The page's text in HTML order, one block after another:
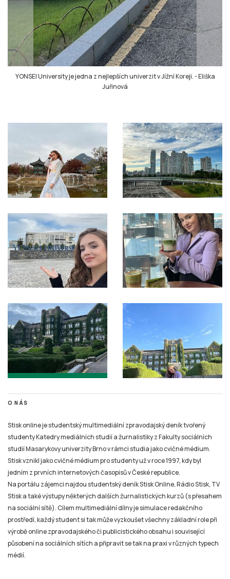
YONSEI University je jedna z nejlepších univerzit v Jížní Koreji.-Eliška
Juřinová
O NÁS
Stisk online je studentský multimediální zpravodajský deník tvořený
studenty Katedry mediálních studií a žurnalistiky z Fakulty sociálních
studií Masarykovy univerzity Brno v rámci studia jako cvičné médium.
Stisk vznikl jako cvičné médium pro studenty už v roce 1997, kdy byl
jedním z prvních internetových časopisů v České republice.
Na portálu zájemci najdou studentský deník Stisk Online, Rádio Stisk, TV
Stisk a také výstupy některých dalších žurnalistických kurzů (s přesahem
na sociální sítě). Cílem multimediální dílny je simulace redakčního
prostředí, každý student si tak může vyzkoušet všechny základní role při
výrobě online zpravodajského či publicistického obsahu i související
působení na sociálních sítích a připravit se tak na praxi v různých typech
médií.